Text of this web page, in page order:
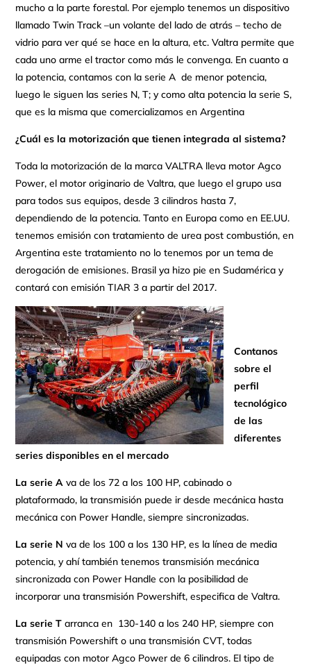
mucho a la parte forestal. Por ejemplo tenemos un dispositivo
llamado Twin Track –un volante del lado de atrás – techo de
vidrio para ver qué se hace en la altura, etc. Valtra permite que
cada uno arme el tractor como más le convenga. En cuanto a
la potencia, contamos con la serie A de menor potencia,
luego le siguen las series N, T; y como alta potencia la serie S,
que es la misma que comercializamos en Argentina
¿Cuál es la motorización que tienen integrada al sistema?
Toda la motorización de la marca VALTRA lleva motor Agco
Power, el motor originario de Valtra, que luego el grupo usa
para todos sus equipos, desde 3 cilindros hasta 7,
dependiendo de la potencia. Tanto en Europa como en EE.UU.
tenemos emisión con tratamiento de urea post combustión, en
Argentina este tratamiento no lo tenemos por un tema de
derogación de emisiones. Brasil ya hizo pie en Sudamérica y
contará con emisión TIAR 3 a partir del 2017.
Contanos
sobre el
perfil
tecnológico
de las
diferentes
series disponibles en el mercado
La serie A va de los 72 a los 100 HP, cabinado o
plataformado, la transmisión puede ir desde mecánica hasta
mecánica con Power Handle, siempre sincronizadas.
La serie N va de los 100 a los 130 HP, es la línea de media
potencia, y ahí también tenemos transmisión mecánica
sincronizada con Power Handle con la posibilidad de
incorporar una transmisión Powershift, especifica de Valtra.
La serie T arranca en 130-140 a los 240 HP, siempre con
transmisión Powershift o una transmisión CVT, todas
equipadas con motor Agco Power de 6 cilindros. El tipo de